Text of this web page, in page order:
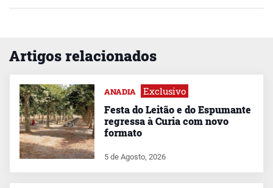
Artigos relacionados
ANADIA Exclusivo
Festa do Leitão e do Espumante
regressa à Curia com novo
formato
5 de Agosto, 2026